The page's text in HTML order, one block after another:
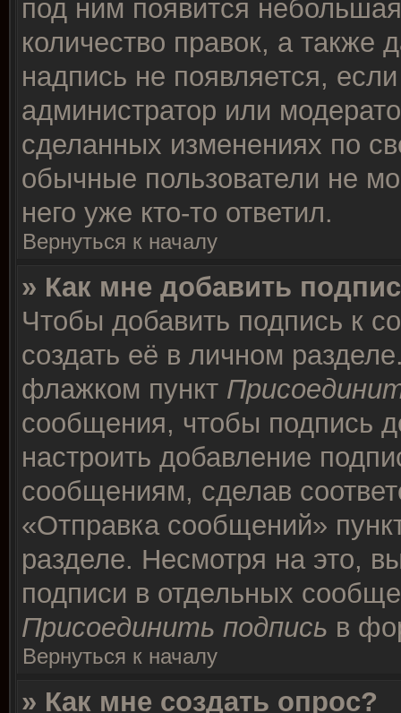
под ним появится
количество правок, а также
надпись не появляется,
администратор или
сделанных изменениях по
обычные пользователи не
него уже кто-то ответил.
Вернуться к началу
» Как мне добавить
Чтобы добавить подпись к
создать её в личном
флажком пункт
сообщения, чтобы подпись
настроить добавление
сообщениям, сделав
«Отправка сообщений»
разделе. Несмотря на это,
подписи в отдельных
Присоединить подпись в
Вернуться к началу
» Как мне создать опрос?